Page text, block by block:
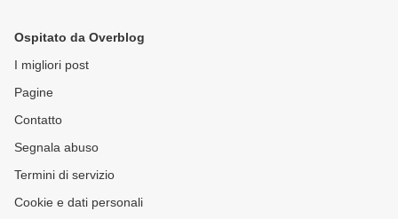
Ospitato da Overblog
I migliori post
Pagine
Contatto
Segnala abuso
Termini di servizio
Cookie e dati personali